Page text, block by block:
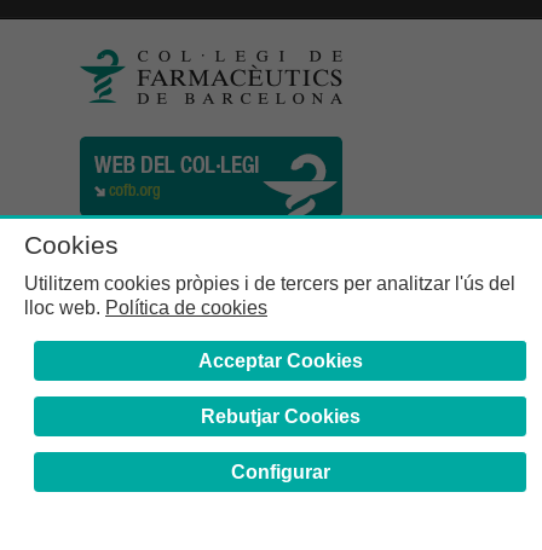
Cookies
Utilitzem cookies pròpies i de tercers per analitzar l'ús del
lloc web. Política de cookies
Acceptar Cookies
Rebutjar Cookies
Configurar